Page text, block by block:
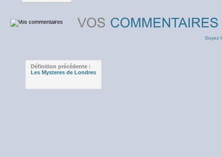
Soyez
Définition précédente :
Les Mysteres de Londres